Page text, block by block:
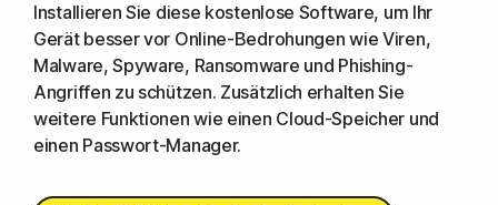
Einloggen
Installieren Sie diese kostenlose Software, um Ihr
Gerät besser vor Online-Bedrohungen wie Viren,
Malware, Spyware, Ransomware und Phishing-
Angriffen zu schützen. Zusätzlich erhalten Sie
weitere Funktionen wie einen Cloud-Speicher und
einen Passwort-Manager.